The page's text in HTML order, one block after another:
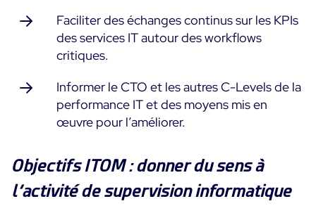
Corporate
Infographies
Blog
Nouveautés
Témoignages Clients
Evénements
A venir
TARIFS
Centreon Infra Monitoring
Centreon Log Management
Faciliter des échanges continus sur les KPIs
des services IT autour des workflows
critiques.
Informer le CTO et les autres C-Levels de la
performance IT et des moyens mis en
œuvre pour l’améliorer.
Objectifs ITOM : donner du sens à
l’activité de supervision informatique